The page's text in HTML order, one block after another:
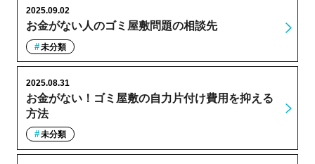
お金がない人のゴミ屋敷問題の相談先
2025.09.02
未分類
お金がない！ゴミ屋敷の自力片付け費用を抑える
方法
2025.08.31
未分類